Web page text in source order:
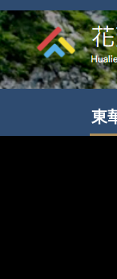
東